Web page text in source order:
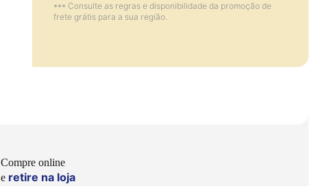
*** Consulte as regras e disponibilidade da promoção de
frete grátis para a sua região.
Compre online
e retire na loja